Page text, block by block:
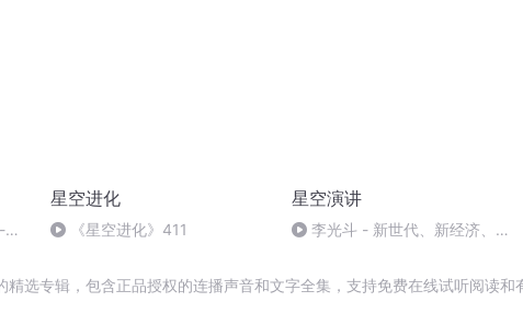
星空进化
《星空进化》411
星空演讲
李光斗 - 新世代、新经济、新
选专辑，包含正品授权的连播声音和文字全集，支持免费在线试听阅读和